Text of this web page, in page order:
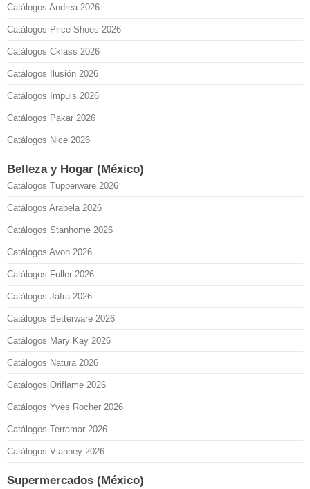
Catálogos Andrea 2026
Catálogos Price Shoes 2026
Catálogos Cklass 2026
Catálogos Ilusión 2026
Catálogos Impuls 2026
Catálogos Pakar 2026
Catálogos Nice 2026
Belleza y Hogar (México)
Catálogos Tupperware 2026
Catálogos Arabela 2026
Catálogos Stanhome 2026
Catálogos Avon 2026
Catálogos Fuller 2026
Catálogos Jafra 2026
Catálogos Betterware 2026
Catálogos Mary Kay 2026
Catálogos Natura 2026
Catálogos Oriflame 2026
Catálogos Yves Rocher 2026
Catálogos Terramar 2026
Catálogos Vianney 2026
Supermercados (México)